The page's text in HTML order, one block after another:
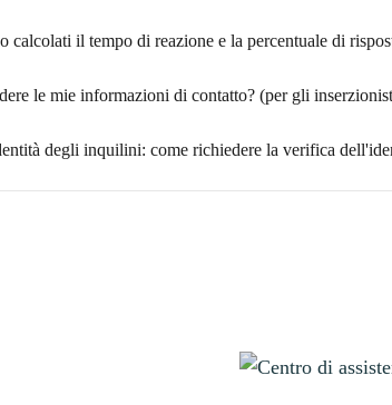
calcolati il tempo di reazione e la percentuale di
le mie informazioni di contatto? (per gli
degli inquilini: come richiedere la verifica